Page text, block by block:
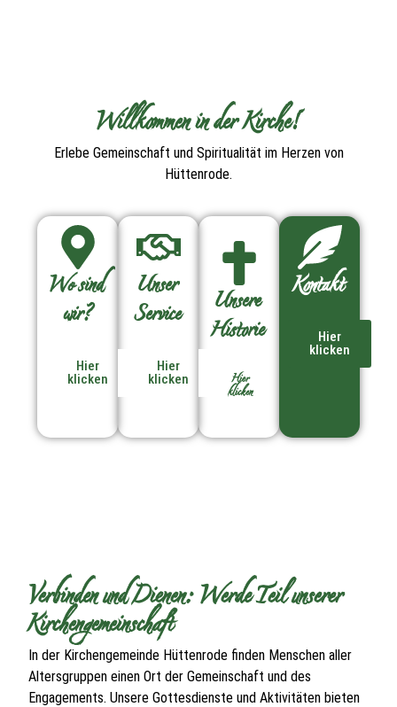
Willkommen in der Kirche!
Erlebe Gemeinschaft und Spiritualität im Herzen von
Hüttenrode.
Wo sind
wir?
Hier
klicken
Unser
Service
Hier
klicken
Unsere
Historie
Hier
klicken
Kontakt
Hier
klicken
Verbinden und Dienen: Werde Teil unserer
Kirchengemeinschaft
In der Kirchengemeinde Hüttenrode finden Menschen aller
Altersgruppen einen Ort der Gemeinschaft und des
Engagements. Unsere Gottesdienste und Aktivitäten bieten